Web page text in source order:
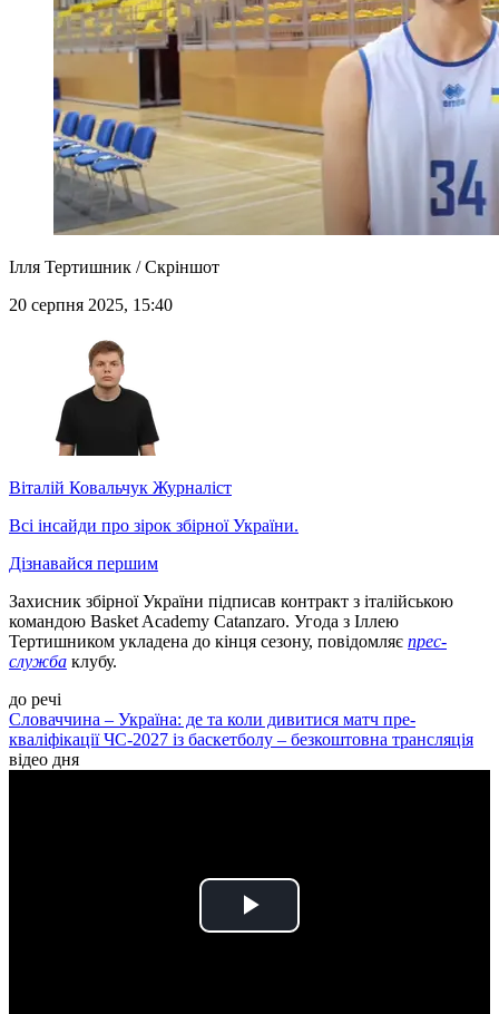
Ілля Тертишник / Скріншот
20 серпня 2025, 15:40
Віталій Ковальчук Журналіст
Всі інсайди про зірок збірної України.
Дізнавайся першим
Захисник збірної України підписав контракт з італійською
командою Basket Academy Catanzaro. Угода з Іллею
Тертишником укладена до кінця сезону, повідомляє прес-
служба клубу.
до речі
Словаччина – Україна: де та коли дивитися матч пре-
кваліфікації ЧС-2027 із баскетболу – безкоштовна трансляція
відео дня
Play